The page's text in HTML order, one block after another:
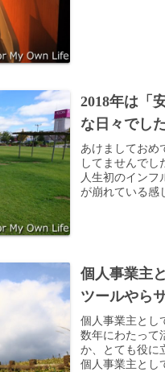
2018年は「
な日々でし
あけましておめ
してませんでし
人生初のインフ
が崩れている感
個人事業主
ツールやら
個人事業主とし
数年にわたって
か、とても役に
個人事業主とし